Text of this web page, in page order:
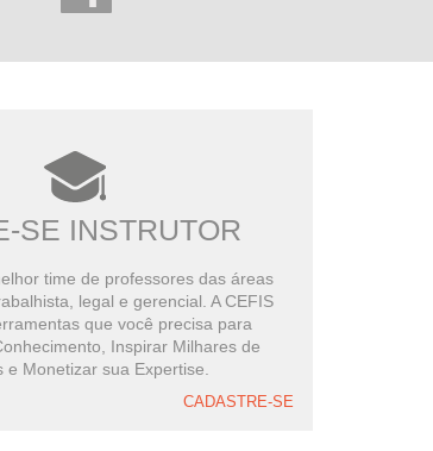
SE INSTRUTOR
time de professores das áreas
legal e gerencial. A CEFIS
que você precisa para
Inspirar Milhares de
e Monetizar sua Expertise.
CADASTRE-SE